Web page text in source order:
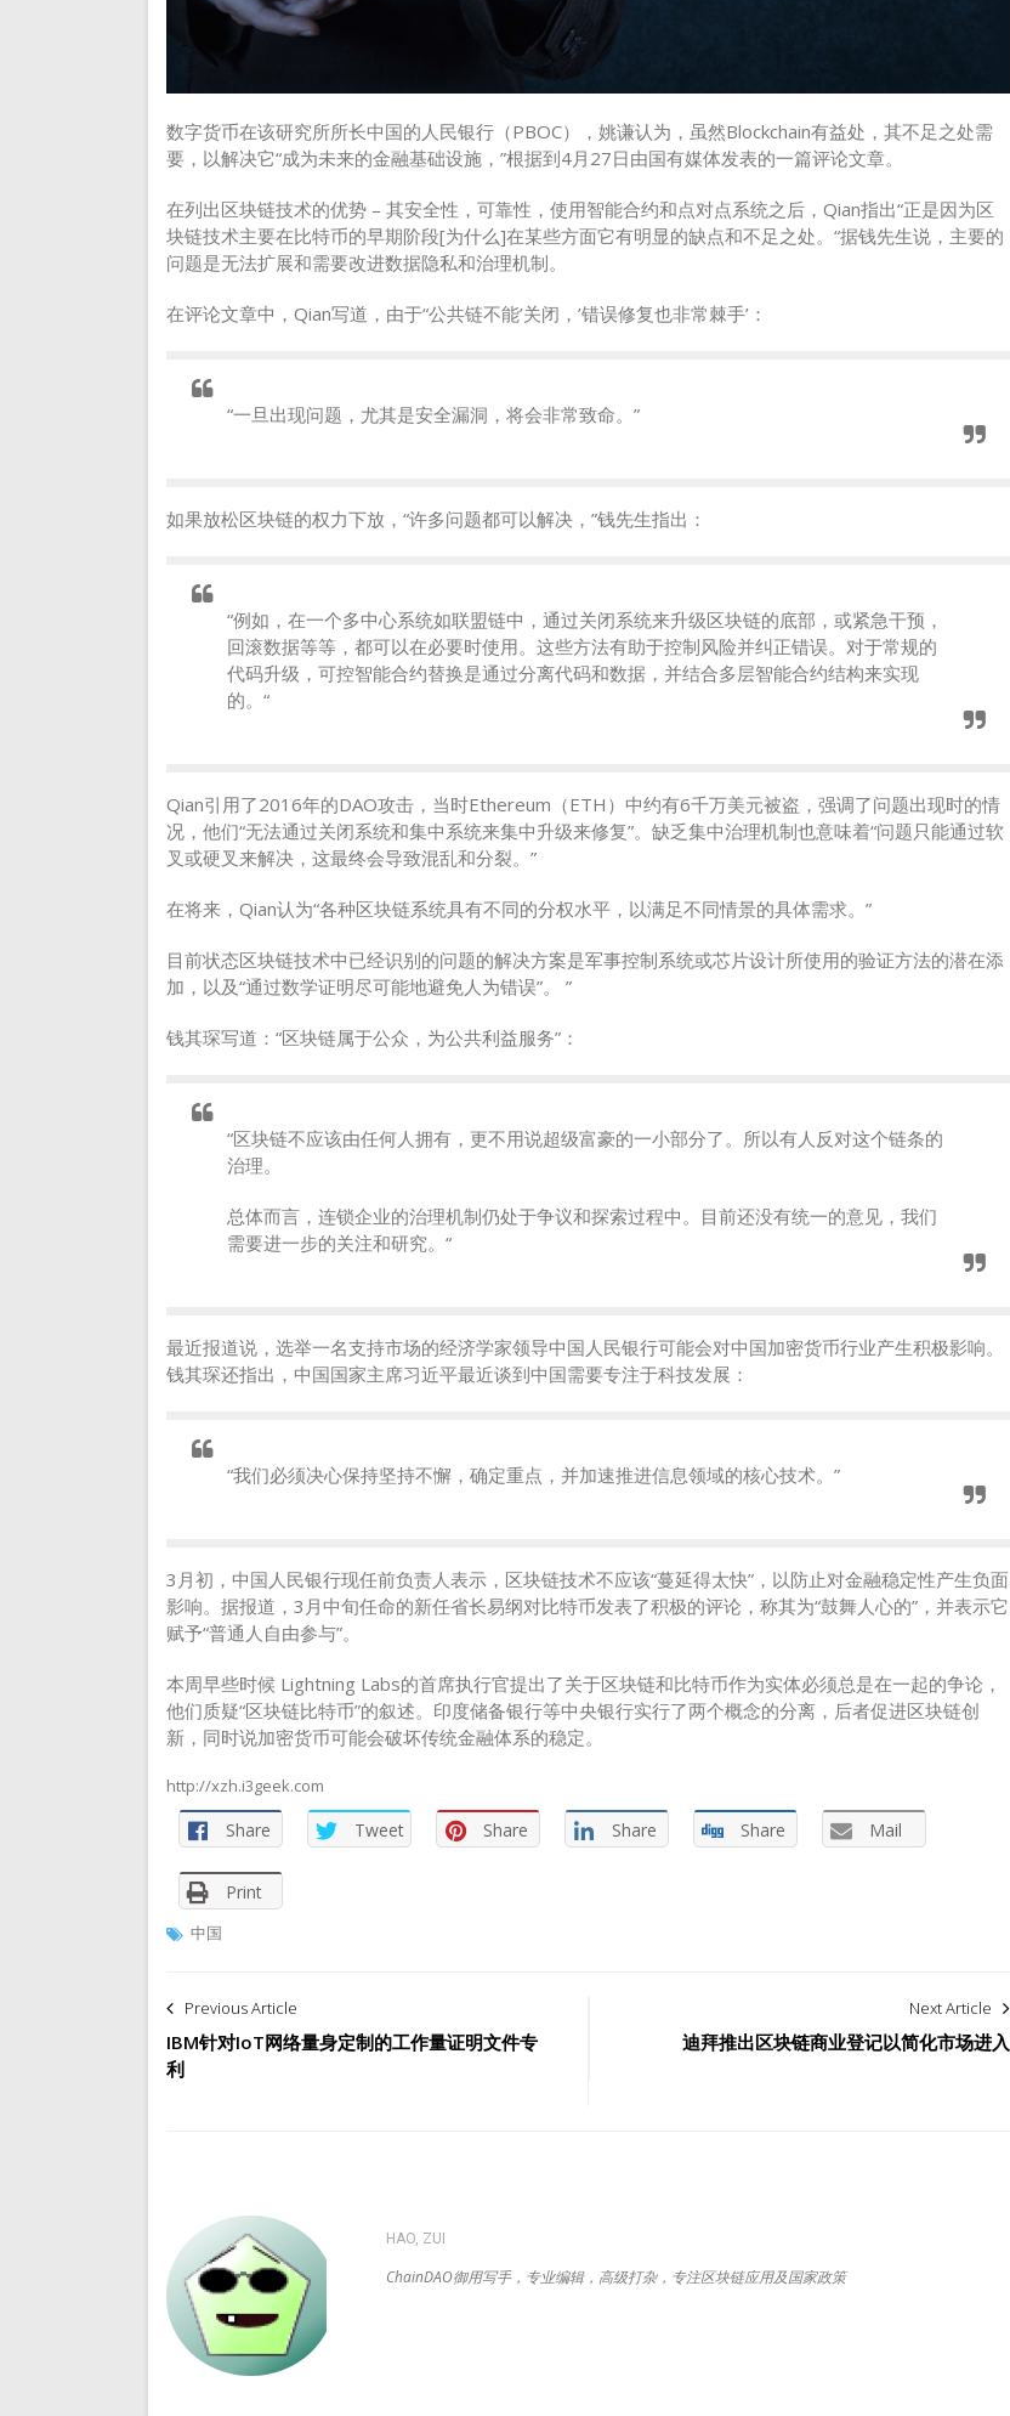
数字货币在该研究所所长中国的人民银行（PBOC），姚谦认为，虽然Blockchain有益处，其不足之处需
要，以解决它“成为未来的金融基础设施，”根据到4月27日由国有媒体发表的一篇评论文章。
在列出区块链技术的优势 – 其安全性，可靠性，使用智能合约和点对点系统之后，Qian指出“正是因为区
块链技术主要在比特币的早期阶段[为什么]在某些方面它有明显的缺点和不足之处。“据钱先生说，主要的
问题是无法扩展和需要改进数据隐私和治理机制。
在评论文章中，Qian写道，由于“公共链不能’关闭，’错误修复也非常棘手’：
“一旦出现问题，尤其是安全漏洞，将会非常致命。”
如果放松区块链的权力下放，“许多问题都可以解决，”钱先生指出：
“例如，在一个多中心系统如联盟链中，通过关闭系统来升级区块链的底部，或紧急干预，
回滚数据等等，都可以在必要时使用。这些方法有助于控制风险并纠正错误。对于常规的
代码升级，可控智能合约替换是通过分离代码和数据，并结合多层智能合约结构来实现
的。“
Qian引用了2016年的DAO攻击，当时Ethereum（ETH）中约有6千万美元被盗，强调了问题出现时的情
况，他们“无法通过关闭系统和集中系统来集中升级来修复”。缺乏集中治理机制也意味着“问题只能通过软
叉或硬叉来解决，这最终会导致混乱和分裂。”
在将来，Qian认为“各种区块链系统具有不同的分权水平，以满足不同情景的具体需求。”
目前状态区块链技术中已经识别的问题的解决方案是军事控制系统或芯片设计所使用的验证方法的潜在添
加，以及“通过数学证明尽可能地避免人为错误”。 ”
钱其琛写道：“区块链属于公众，为公共利益服务”：
“区块链不应该由任何人拥有，更不用说超级富豪的一小部分了。所以有人反对这个链条的
治理。
总体而言，连锁企业的治理机制仍处于争议和探索过程中。目前还没有统一的意见，我们
需要进一步的关注和研究。“
最近报道说，选举一名支持市场的经济学家领导中国人民银行可能会对中国加密货币行业产生积极影响。
钱其琛还指出，中国国家主席习近平最近谈到中国需要专注于科技发展：
“我们必须决心保持坚持不懈，确定重点，并加速推进信息领域的核心技术。”
3月初，中国人民银行现任前负责人表示，区块链技术不应该“蔓延得太快”，以防止对金融稳定性产生负面
影响。据报道，3月中旬任命的新任省长易纲对比特币发表了积极的评论，称其为“鼓舞人心的”，并表示它
赋予“普通人自由参与”。
本周早些时候 Lightning Labs的首席执行官提出了关于区块链和比特币作为实体必须总是在一起的争论，
他们质疑“区块链比特币”的叙述。印度储备银行等中央银行实行了两个概念的分离，后者促进区块链创
新，同时说加密货币可能会破坏传统金融体系的稳定。
http://xzh.i3geek.com
Share Tweet Share Share Share Mail
Print
中国
章
导
Previous Article
IBM针对IoT网络量身定制的工作量证明文件专
利
Next Article
迪拜推出区块链商业登记以简化市场进入
HAO, ZUI
ChainDAO御用写手，专业编辑，高级打杂，专注区块链应用及国家政策